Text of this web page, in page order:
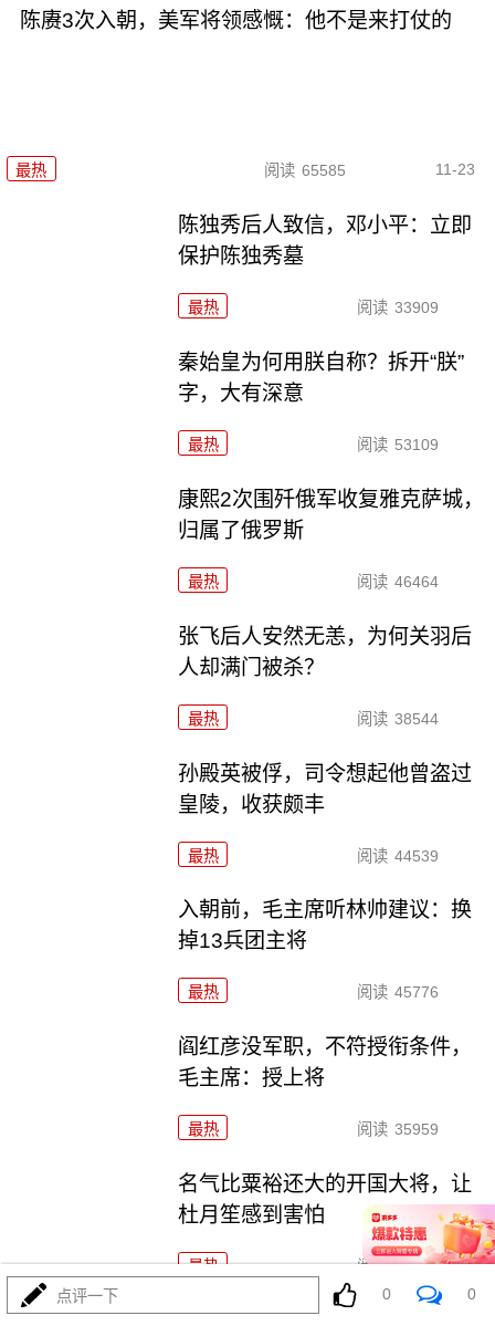
陈赓3次入朝，美军将领感慨：他不是来打仗的
最热 阅读 65585 11-23
陈独秀后人致信，邓小平：立即
保护陈独秀墓
最热 阅读 33909
秦始皇为何用朕自称？拆开“朕”
字，大有深意
最热 阅读 53109
康熙2次围歼俄军收复雅克萨城，
归属了俄罗斯
最热 阅读 46464
张飞后人安然无恙，为何关羽后
人却满门被杀？
最热 阅读 38544
孙殿英被俘，司令想起他曾盗过
皇陵，收获颇丰
最热 阅读 44539
入朝前，毛主席听林帅建议：换
掉13兵团主将
最热 阅读 45776
阎红彦没军职，不符授衔条件，
毛主席：授上将
最热 阅读 35959
名气比粟裕还大的开国大将，让
杜月笙感到害怕
最热 阅读 48671
曹操为何要杀神医华佗？竟然和
点评一下 0 0